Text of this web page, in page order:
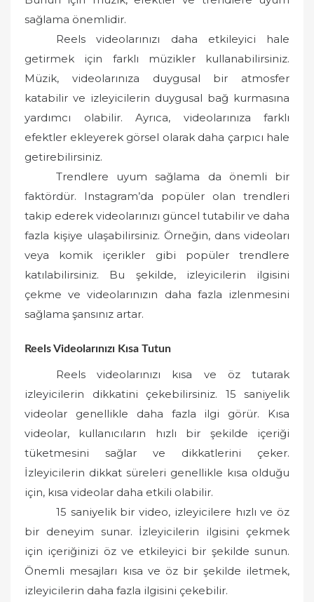
sağlama önemlidir.
Reels videolarınızı daha etkileyici hale
getirmek için farklı müzikler kullanabilirsiniz.
Müzik, videolarınıza duygusal bir atmosfer
katabilir ve izleyicilerin duygusal bağ kurmasına
yardımcı olabilir. Ayrıca, videolarınıza farklı
efektler ekleyerek görsel olarak daha çarpıcı hale
getirebilirsiniz.
Trendlere uyum sağlama da önemli bir
faktördür. Instagram’da popüler olan trendleri
takip ederek videolarınızı güncel tutabilir ve daha
fazla kişiye ulaşabilirsiniz. Örneğin, dans videoları
veya komik içerikler gibi popüler trendlere
katılabilirsiniz. Bu şekilde, izleyicilerin ilgisini
çekme ve videolarınızın daha fazla izlenmesini
sağlama şansınız artar.
Reels Videolarınızı Kısa Tutun
Reels videolarınızı kısa ve öz tutarak
izleyicilerin dikkatini çekebilirsiniz. 15 saniyelik
videolar genellikle daha fazla ilgi görür. Kısa
videolar, kullanıcıların hızlı bir şekilde içeriği
tüketmesini sağlar ve dikkatlerini çeker.
İzleyicilerin dikkat süreleri genellikle kısa olduğu
için, kısa videolar daha etkili olabilir.
15 saniyelik bir video, izleyicilere hızlı ve öz
bir deneyim sunar. İzleyicilerin ilgisini çekmek
için içeriğinizi öz ve etkileyici bir şekilde sunun.
Önemli mesajları kısa ve öz bir şekilde iletmek,
izleyicilerin daha fazla ilgisini çekebilir.